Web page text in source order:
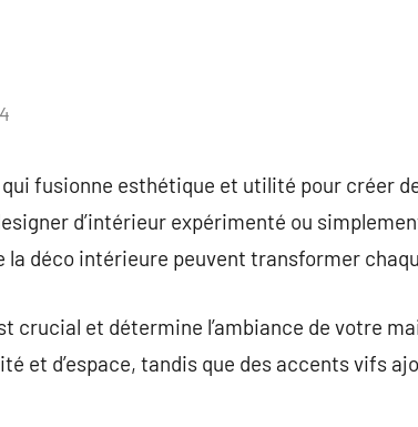
fusionne esthétique et utilité pour créer
d’intérieur expérimenté ou
déco intérieure peuvent transformer
crucial et détermine l’ambiance de votre
et d’espace, tandis que des accents vifs